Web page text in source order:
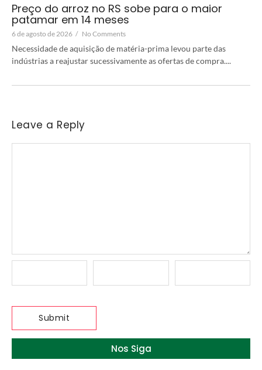
Preço do arroz no RS sobe para o maior
patamar em 14 meses
6 de agosto de 2026 / No Comments
Necessidade de aquisição de matéria-prima levou parte das
indústrias a reajustar sucessivamente as ofertas de compra....
Leave a Reply
Nos Siga